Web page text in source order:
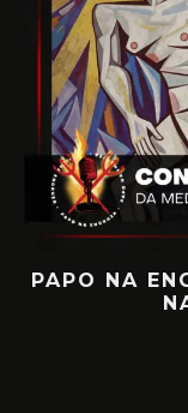
PAPO NA